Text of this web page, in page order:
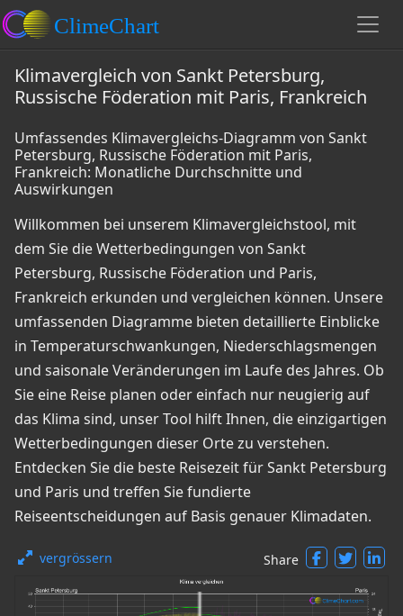
Klimavergleich von Sankt Petersburg,
Russische Föderation mit Paris, Frankreich
Umfassendes Klimavergleichs-Diagramm von Sankt
Petersburg, Russische Föderation mit Paris,
Frankreich: Monatliche Durchschnitte und
Auswirkungen
Willkommen bei unserem Klimavergleichstool, mit
dem Sie die Wetterbedingungen von Sankt
Petersburg, Russische Föderation und Paris,
Frankreich erkunden und vergleichen können. Unsere
umfassenden Diagramme bieten detaillierte Einblicke
in Temperaturschwankungen, Niederschlagsmengen
und saisonale Veränderungen im Laufe des Jahres. Ob
Sie eine Reise planen oder einfach nur neugierig auf
das Klima sind, unser Tool hilft Ihnen, die einzigartigen
Wetterbedingungen dieser Orte zu verstehen.
Entdecken Sie die beste Reisezeit für Sankt Petersburg
und Paris und treffen Sie fundierte
Reiseentscheidungen auf Basis genauer Klimadaten.
vergrössern Share